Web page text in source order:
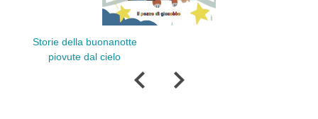
Storie della buonanotte
piovute dal cielo